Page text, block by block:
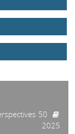
2025